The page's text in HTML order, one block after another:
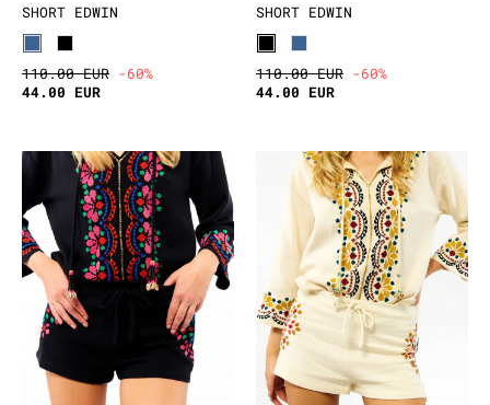
SHORT EDWIN
110.00 EUR -60%
44.00 EUR
SHORT EDWIN
110.00 EUR -60%
44.00 EUR